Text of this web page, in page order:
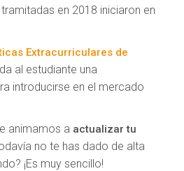
en 2018 iniciaron en
Extracurriculares de
al estudiante una
introducirse en el mercado
animamos a actualizar tu
no te has dado de alta
¡Es muy sencillo!